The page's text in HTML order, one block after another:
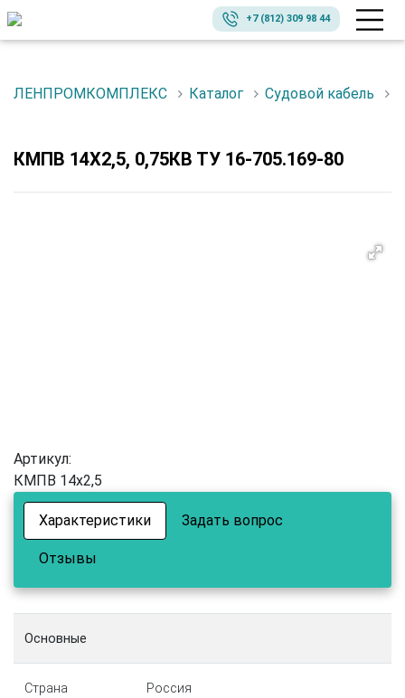
+7 (812) 309 98 44
ЛЕНПРОМКОМПЛЕКС Каталог Судовой кабель
КМПВ 14Х2,5, 0,75КВ ТУ 16-705.169-80
Артикул:
КМПВ 14х2,5
Характеристики Задать вопрос
Отзывы
Основные
Страна
Россия